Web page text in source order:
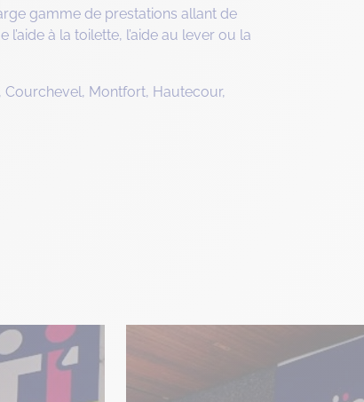
gamme de prestations allant de
à la toilette, l’aide au lever ou la
Courchevel, Montfort, Hautecour,